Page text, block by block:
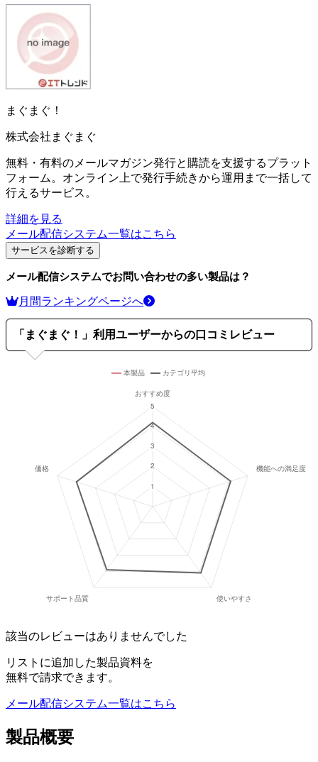
まぐまぐ！
株式会社まぐまぐ
無料・有料のメールマガジン発行と購読を支援するプラット
フォーム。オンライン上で発行手続きから運用まで一括して
行えるサービス。
詳細を見る
メール配信システム一覧はこちら
サービスを診断する
メール配信システムでお問い合わせの多い製品は？
月間ランキングページへ
「 まぐまぐ！ 」利用ユーザーからの口コミレビュー
該当のレビューはありませんでした
リストに追加した製品資料を
無料で請求できます。
メール配信システム一覧はこちら
製品概要